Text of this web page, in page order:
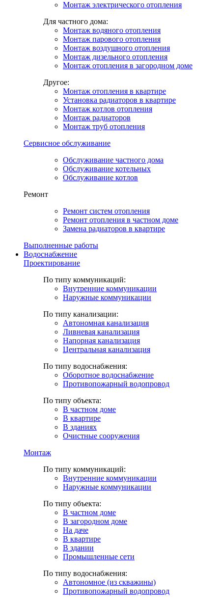
Монтаж электрического отопления
Для частного дома:
Монтаж водяного отопления
Монтаж парового отопления
Монтаж воздушного отопления
Монтаж дизельного отопления
Монтаж отопления в загородном доме
Другое:
Монтаж отопления в квартире
Установка радиаторов в квартире
Монтаж котлов отопления
Монтаж радиаторов
Монтаж труб отопления
Сервисное обслуживание
Обслуживание частного дома
Обслуживание котельных
Обслуживание котлов
Ремонт
Ремонт систем отопления
Ремонт отопления в частном доме
Замена радиаторов в квартире
Выполненные работы
Водоснабжение
Проектирование
По типу коммуникаций:
Внутренние коммуникации
Наружные коммуникации
По типу канализации:
Автономная канализация
Ливневая канализация
Напорная канализация
Центральная канализация
По типу водоснабжения:
Оборотное водоснабжение
Противопожарный водопровод
По типу объекта:
В частном доме
В квартире
В зданиях
Очистные сооружения
Монтаж
По типу коммуникаций:
Внутренние коммуникации
Наружные коммуникации
По типу объекта:
В частном доме
В загородном доме
На даче
В квартире
В здании
Промышленные сети
По типу водоснабжения:
Автономное (из скважины)
Противопожарный водопровод